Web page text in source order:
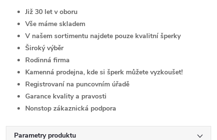
Již 30 let v oboru
Vše máme skladem
V našem sortimentu najdete pouze kvalitní šperky
Široký výběr
Rodinná firma
Kamenná prodejna, kde si šperk můžete vyzkoušet!
Registrovaní na puncovním úřadě
Garance kvality a pravosti
Nonstop zákaznická podpora
Parametry produktu